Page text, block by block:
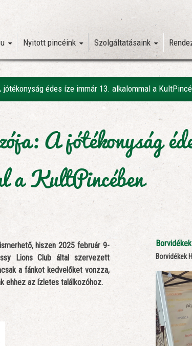
Nyitott pincéink Szolgáltatásaink
jótékonyság édes íze immár 13. alkalommal a
A jótékonyság
a KultPincében
hiszen 2025 február 9-
Lions Club által szervezett
a fánkot kedvelőket vonzza,
ehhez az ízletes találkozóhoz.
Borvidékek